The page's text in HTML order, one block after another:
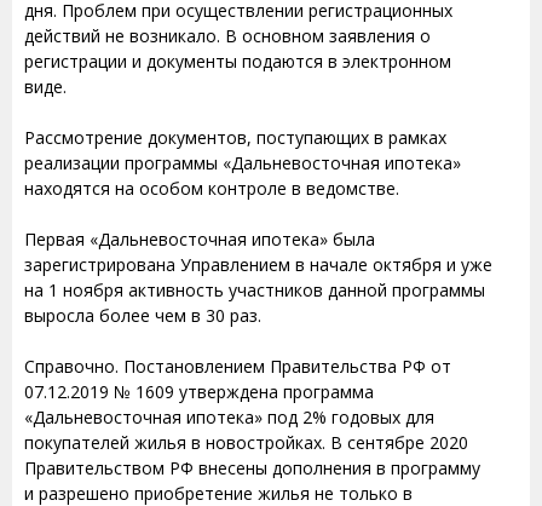
дня. Проблем при осуществлении регистрационных
действий не возникало. В основном заявления о
регистрации и документы подаются в электронном
виде.
Рассмотрение документов, поступающих в рамках
реализации программы «Дальневосточная ипотека»
находятся на особом контроле в ведомстве.
Первая «Дальневосточная ипотека» была
зарегистрирована Управлением в начале октября и уже
на 1 ноября активность участников данной программы
выросла более чем в 30 раз.
Справочно. Постановлением Правительства РФ от
07.12.2019 № 1609 утверждена программа
«Дальневосточная ипотека» под 2% годовых для
покупателей жилья в новостройках. В сентябре 2020
Правительством РФ внесены дополнения в программу
и разрешено приобретение жилья не только в